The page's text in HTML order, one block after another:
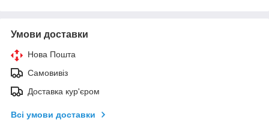
Умови доставки
Нова Пошта
Самовивіз
Доставка кур'єром
Всі умови доставки